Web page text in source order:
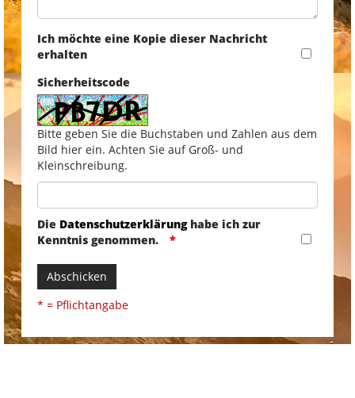
Ich möchte eine Kopie dieser Nachricht
erhalten
Sicherheitscode
Bitte geben Sie die Buchstaben und Zahlen aus dem
Bild hier ein. Achten Sie auf Groß- und
Kleinschreibung.
Die Datenschutzerklärunghabe ich zur
Kenntnis genommen.
Abschicken
* = Pflichtangabe